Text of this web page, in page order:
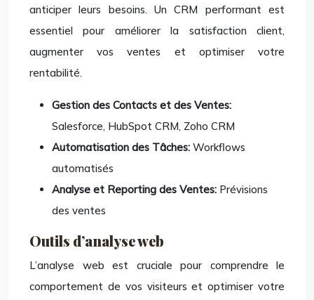
anticiper leurs besoins. Un CRM performant est
essentiel pour améliorer la satisfaction client,
augmenter vos ventes et optimiser votre
rentabilité.
Gestion des Contacts et des Ventes:
Salesforce, HubSpot CRM, Zoho CRM
Automatisation des Tâches: Workflows
automatisés
Analyse et Reporting des Ventes: Prévisions
des ventes
Outils d’analyse web
L’analyse web est cruciale pour comprendre le
comportement de vos visiteurs et optimiser votre